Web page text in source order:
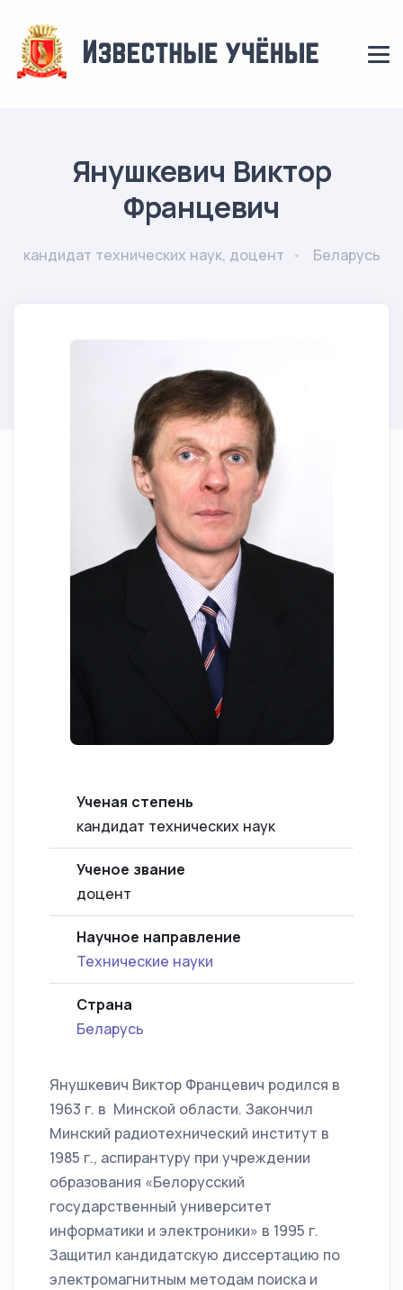
Янушкевич Виктор
Францевич
кандидат технических наук, доцент Беларусь
Ученая степень
кандидат технических наук
Ученое звание
доцент
Научное направление
Технические науки
Страна
Беларусь
Янушкевич Виктор Францевич родился в
1963 г. в Минской области. Закончил
Минский радиотехнический институт в
1985 г., аспирантуру при учреждении
образования «Белорусский
государственный университет
информатики и электроники» в 1995 г.
Защитил кандидатскую диссертацию по
электромагнитным методам поиска и